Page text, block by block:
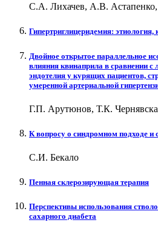
С.А. Лихачев, А.В.
Гипертриглицеридемия: этиология,
Двойное открытое параллельное
влияния квинаприла в сравнении
эндотелия у курящих пациентов,
умеренной артериальной
Г.П. Арутюнов, Т.К.
К вопросу о синдромном подходе и
С.И. Бекало
Пенная склерозирующая терапия
Перспективы использования
сахарного диабета